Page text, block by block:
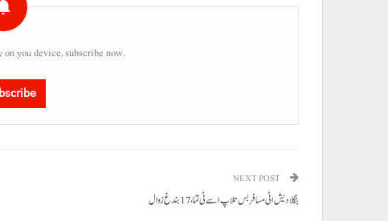
you device, subscribe now.
NEXT POST
بنگلا دیش اٹی مسافر بس تلاپ اسے ٹی تما، 17 بندغ زوال